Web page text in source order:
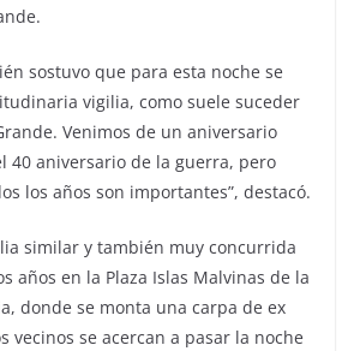
sostuvo que para esta noche se
vigilia, como suele suceder
Venimos de un aniversario
40 aniversario de la guerra, pero
los años son importantes”, destacó.
similar y también muy concurrida
años en la Plaza Islas Malvinas de la
donde se monta una carpa de ex
vecinos se acercan a pasar la noche